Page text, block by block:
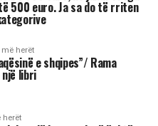
tensione dhe konflikte,
edhe në atë
e zodiakut që